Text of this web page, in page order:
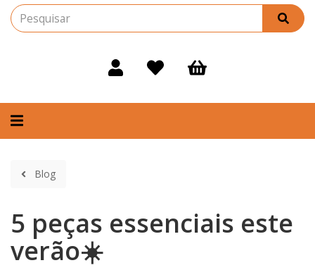
Alternar
Blog
5 peças essenciais este
verão☀️